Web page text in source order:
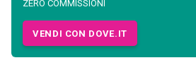
ZERO COMMISSIONI
VENDI CON DOVE.IT